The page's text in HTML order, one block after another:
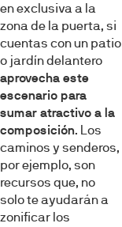
en exclusiva a la
zona de la puerta, si
cuentas con un patio
o jardín delantero
aprovecha este
escenario para
sumar atractivo a la
composición. Los
caminos y senderos,
por ejemplo, son
recursos que, no
solo te ayudarán a
zonificar los